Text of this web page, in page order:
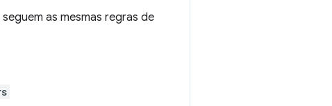
as mesmas regras de